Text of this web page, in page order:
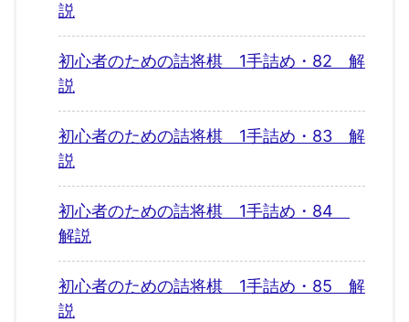
説
初心者のための詰将棋 1手詰め・82 解
説
初心者のための詰将棋 1手詰め・83 解
説
初心者のための詰将棋 1手詰め・84
解説
初心者のための詰将棋 1手詰め・85 解
説